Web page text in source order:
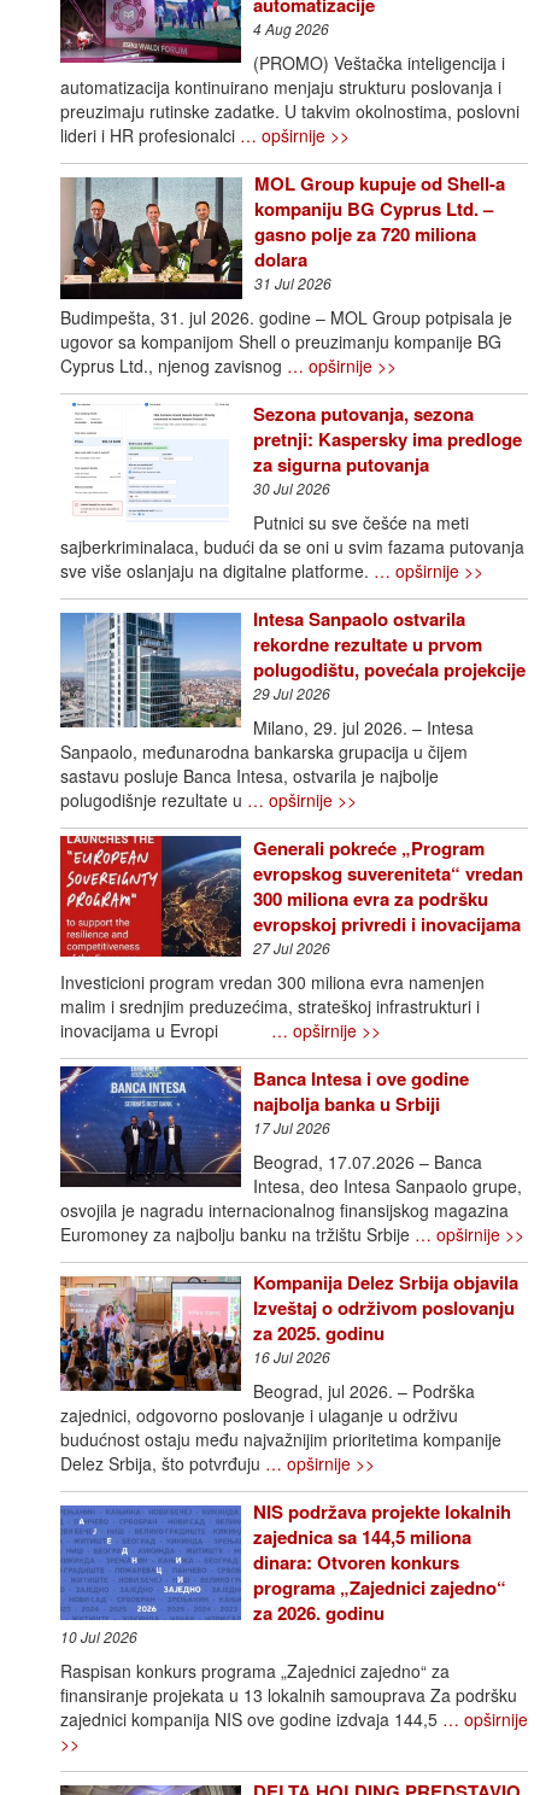
4 Aug 2026
(PROMO) Veštačka inteligencija i
automatizacija kontinuirano menjaju strukturu poslovanja i
preuzimaju rutinske zadatke. U takvim okolnostima, poslovni
lideri i HR profesionalci … opširnije >>
MOL Group kupuje od Shell-a
kompaniju BG Cyprus Ltd. –
gasno polje za 720 miliona
dolara
31 Jul 2026
Budimpešta, 31. jul 2026. godine – MOL Group potpisala je
ugovor sa kompanijom Shell o preuzimanju kompanije BG
Cyprus Ltd., njenog zavisnog … opširnije >>
Sezona putovanja, sezona
pretnji: Kaspersky ima predloge
za sigurna putovanja
30 Jul 2026
Putnici su sve češće na meti
sajberkriminalaca, budući da se oni u svim fazama putovanja
sve više oslanjaju na digitalne platforme. … opširnije >>
Intesa Sanpaolo ostvarila
rekordne rezultate u prvom
polugodištu, povećala projekcije
29 Jul 2026
Milano, 29. jul 2026. – Intesa
Sanpaolo, međunarodna bankarska grupacija u čijem
sastavu posluje Banca Intesa, ostvarila je najbolje
polugodišnje rezultate u … opširnije >>
Generali pokreće „Program
evropskog suvereniteta“ vredan
300 miliona evra za podršku
evropskoj privredi i inovacijama
27 Jul 2026
Investicioni program vredan 300 miliona evra namenjen
malim i srednjim preduzećima, strateškoj infrastrukturi i
inovacijama u Evropi … opširnije >>
Banca Intesa i ove godine
najbolja banka u Srbiji
17 Jul 2026
Beograd, 17.07.2026 – Banca
Intesa, deo Intesa Sanpaolo grupe,
osvojila je nagradu internacionalnog finansijskog magazina
Euromoney za najbolju banku na tržištu Srbije … opširnije >>
Kompanija Delez Srbija objavila
Izveštaj o održivom poslovanju
za 2025. godinu
16 Jul 2026
Beograd, jul 2026. – Podrška
zajednici, odgovorno poslovanje i ulaganje u održivu
budućnost ostaju među najvažnijim prioritetima kompanije
Delez Srbija, što potvrđuju … opširnije >>
NIS podržava projekte lokalnih
zajednica sa 144,5 miliona
dinara: Otvoren konkurs
programa „Zajednici zajedno“
za 2026. godinu
10 Jul 2026
Raspisan konkurs programa „Zajednici zajedno“ za
finansiranje projekata u 13 lokalnih samouprava Za podršku
zajednici kompanija NIS ove godine izdvaja 144,5 … opširnije
>>